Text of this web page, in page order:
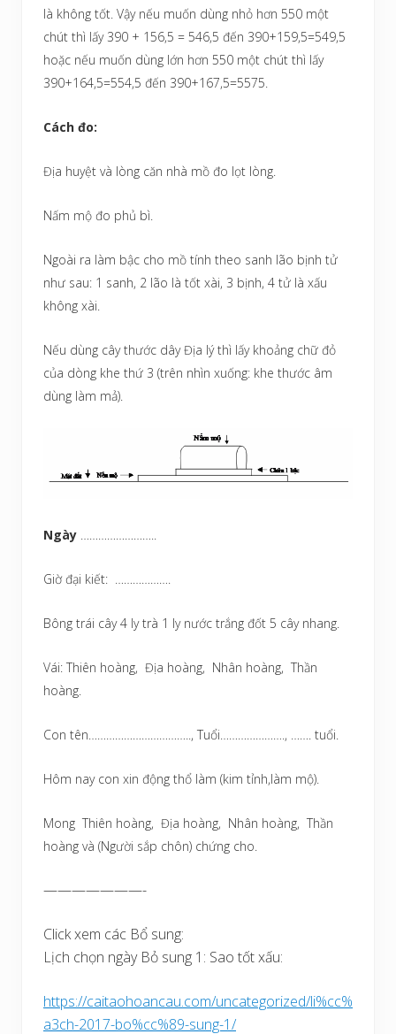
là không tốt. Vậy nếu muốn dùng nhỏ hơn 550 một
chút thì lấy 390 + 156,5 = 546,5 đến 390+159,5=549,5
hoặc nếu muốn dùng lớn hơn 550 một chút thì lấy
390+164,5=554,5 đến 390+167,5=5575.
Cách đo:
Địa huyệt và lòng căn nhà mồ đo lọt lòng.
Nấm mộ đo phủ bì.
Ngoài ra làm bậc cho mồ tính theo sanh lão bịnh tử
như sau: 1 sanh, 2 lão là tốt xài, 3 bịnh, 4 tử là xấu
không xài.
Nếu dùng cây thước dây Địa lý thì lấy khoảng chữ đỏ
của dòng khe thứ 3 (trên nhìn xuống: khe thước âm
dùng làm mả).
Ngày ……………………..
Giờ đại kiết: ……………….
Bông trái cây 4 ly trà 1 ly nước trắng đốt 5 cây nhang.
Vái: Thiên hoàng, Địa hoàng, Nhân hoàng, Thần
hoàng.
Con tên…………………………….., Tuổi…………………., ……. tuổi.
Hôm nay con xin động thổ làm (kim tỉnh,làm mộ).
Mong Thiên hoàng, Địa hoàng, Nhân hoàng, Thần
hoàng và (Người sắp chôn) chứng cho.
———————-
Click xem các Bổ sung:
Lịch chọn ngày Bỏ sung 1: Sao tốt xấu:
https://caitaohoancau.com/uncategorized/li%cc%
a3ch-2017-bo%cc%89-sung-1/